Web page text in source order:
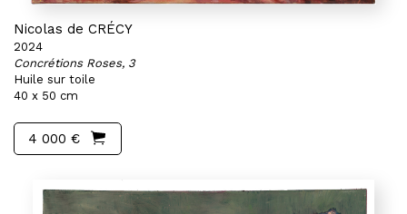
Nicolas de CRÉCY
2024
Concrétions Roses, 3
Huile sur toile
40 x 50 cm
4 000 €